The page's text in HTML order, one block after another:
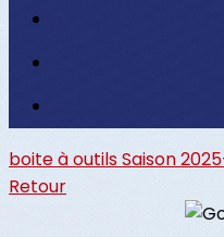
boite à outilsSaison
Retour